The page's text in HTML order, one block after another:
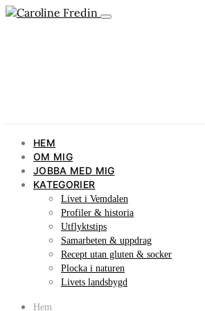
HEM
OM MIG
JOBBA MED MIG
KATEGORIER
Livet i Vemdalen
Profiler & historia
Utflyktstips
Samarbeten & uppdrag
Recept utan gluten & socker
Plocka i naturen
Livets landsbygd
Hem